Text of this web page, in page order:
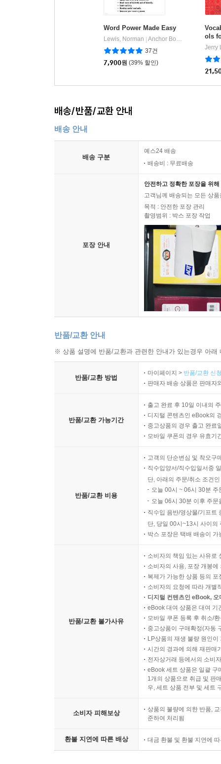
Word Power Made Easy
Lewis, Norman
Anchor Books
37건
7,900원 (39% 할인)
ols
ed
Jerry
배송/반품/교환 안내
배송 안내
배송 구분
예스24 배송
배송비 : 무료배송
포장 안내
안전하고 정확한 포장을 위
고객님께 배송되는 모든 상
목적 : 안전한 포장 관리
촬영범위 : 박스 포장 작업
반품/교환 안내
※ 상품 설명에 반품/교환과 관련한 안내가 있는경우 아
반품/교환 방법
마이페이지 > 반품/교환 신
판매자 배송 상품은 판매자
반품/교환 가능기간
출고 완료 후 10일 이내의
디지털 콘텐츠인 eBook의
중고상품의 경우 출고 완료
모바일 쿠폰의 경우 유효기
반품/교환 비용
고객의 단순변심 및 착오구
직수입양서/직수입일서중
단, 아래의 주문/취소 조건
오늘 00시 ~ 06시 30분
오늘 06시 30분 이후 주
직수입 음반/영상물/기프트
단, 당일 00시~13시 사이의
박스 포장은 택배 배송이
반품/교환 불가사유
소비자의 책임 있는 사유로
소비자의 사용, 포장 개봉
복제가 가능한 상품 등의
소비자의 요청에 따라 개별
디지털 컨텐츠인 eBook,
eBook 대여 상품은 대여 기
모바일 쿠폰 등록 후 취소/
중고상품이 구매확정(자동
LP상품의 재생 불량 원인
시간의 경과에 의해 재판매
전자상거래 등에서의 소비
eBook 세트 상품은 일괄 구
1개의 상품으로 취급 및 판
우, 세트 상품 전부 및 세트
소비자 피해보상
상품의 불량에 의한 반품,
준하여 처리됨
환불 지연에 따른 배상 대금 환불 및 환불 지연에